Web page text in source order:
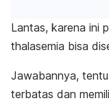
Lantas, karena ini
thalasemia bisa
Jawabannya,
terbatas dan